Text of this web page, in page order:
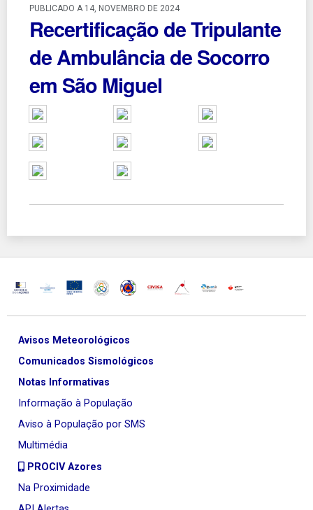
PUBLICADO A 14, NOVEMBRO DE 2024
Recertificação de Tripulante
de Ambulância de Socorro
em São Miguel
Avisos Meteorológicos
Comunicados Sismológicos
Notas Informativas
Informação à População
Aviso à População por SMS
Multimédia
PROCIV Azores
Na Proximidade